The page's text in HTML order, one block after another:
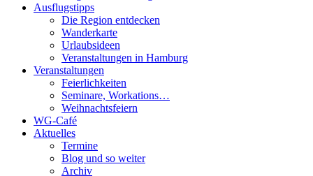
Ausflugstipps
Die Region entdecken
Wanderkarte
Urlaubsideen
Veranstaltungen in Hamburg
Veranstaltungen
Feierlichkeiten
Seminare, Workations…
Weihnachtsfeiern
WG-Café
Aktuelles
Termine
Blog und so weiter
Archiv